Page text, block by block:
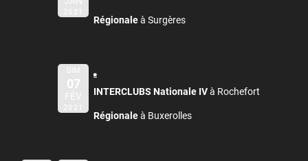
2021
Régionaleà Surgères
DIM
07
FÉV
2021
INTERCLUBS Nationale IVà Rochefort
Régionaleà Buxerolles